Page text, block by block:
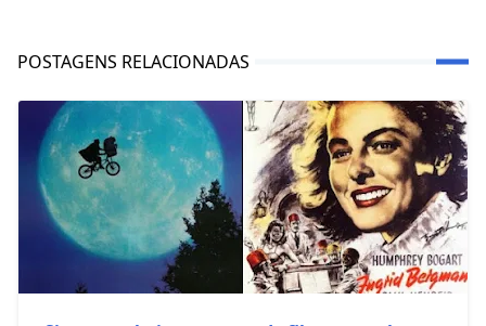
POSTAGENS RELACIONADAS